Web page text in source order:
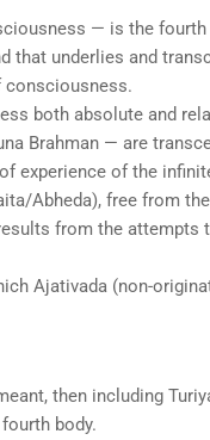
— is the fourth
that underlies and
both absolute and
Brahman — are
experience of the
Abheda), free from
from the attempts
Ajativada (non-
then including
body.